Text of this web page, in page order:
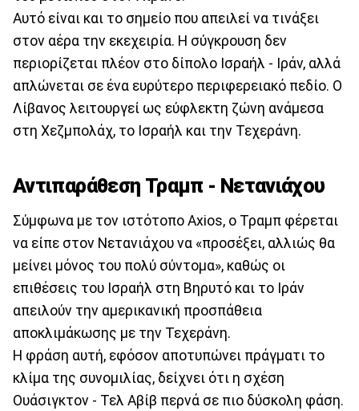
Αυτό είναι και το σημείο που απειλεί να τινάξει
στον αέρα την εκεχειρία. Η σύγκρουση δεν
περιορίζεται πλέον στο δίπολο Ισραήλ - Ιράν, αλλά
απλώνεται σε ένα ευρύτερο περιφερειακό πεδίο. Ο
Λίβανος λειτουργεί ως εύφλεκτη ζώνη ανάμεσα
στη Χεζμπολάχ, το Ισραήλ και την Τεχεράνη.
Αντιπαράθεση Τραμπ - Νετανιάχου
Σύμφωνα με τον ιστότοπο Axios, ο Τραμπ φέρεται
να είπε στον Νετανιάχου να «προσέξει, αλλιώς θα
μείνει μόνος του πολύ σύντομα», καθώς οι
επιθέσεις του Ισραήλ στη Βηρυτό και το Ιράν
απειλούν την αμερικανική προσπάθεια
αποκλιμάκωσης με την Τεχεράνη.
Η φράση αυτή, εφόσον αποτυπώνει πράγματι το
κλίμα της συνομιλίας, δείχνει ότι η σχέση
Ουάσιγκτον - Τελ Αβίβ περνά σε πιο δύσκολη φάση.